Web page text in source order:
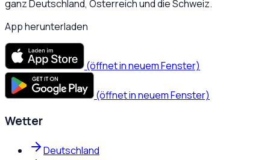
ganz Deutschland, Österreich und die Schweiz.
App herunterladen
(öffnet in neuem Fenster)
(öffnet in neuem Fenster)
Wetter
Deutschland